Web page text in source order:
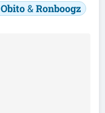
Obito&Ronboogz